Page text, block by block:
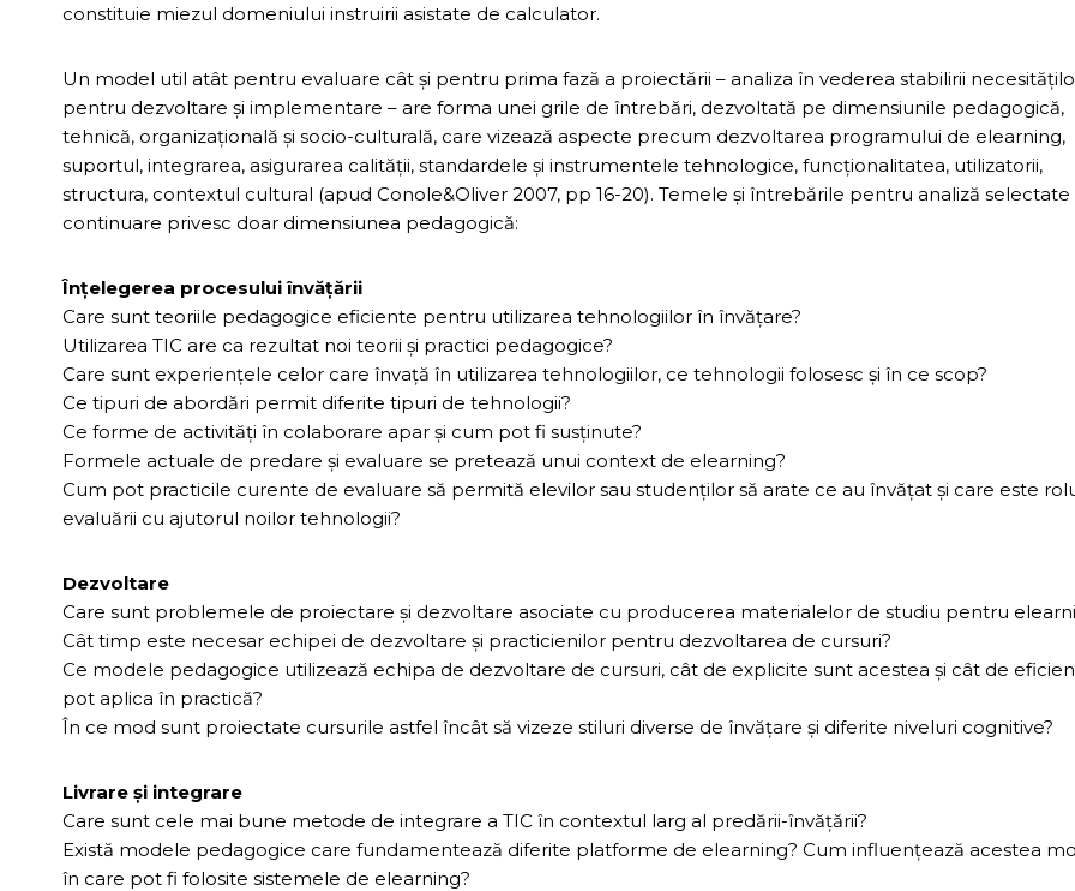
constituie miezul domeniului instruirii asistate de calculator.
Un model util atât pentru evaluare cât şi pentru prima fază a proiectării – analiza în vederea stabilirii
pentru dezvoltare şi implementare – are forma unei grile de întrebări, dezvoltată pe dimensiunile pedagogică,
tehnică, organizaţională şi socio-culturală, care vizează aspecte precum dezvoltarea programului de elearning,
suportul, integrarea, asigurarea calităţii, standardele şi instrumentele tehnologice, funcţionalitatea, utilizatorii,
structura, contextul cultural (apud Conole&Oliver 2007, pp 16-20). Temele şi întrebările pentru analiză selectate
continuare privesc doar dimensiunea pedagogică:
Înţelegerea procesului învăţării
Care sunt teoriile pedagogice eficiente pentru utilizarea tehnologiilor în învăţare?
Utilizarea TIC are ca rezultat noi teorii şi practici pedagogice?
Care sunt experienţele celor care învaţă în utilizarea tehnologiilor, ce tehnologii folosesc şi în ce scop?
Ce tipuri de abordări permit diferite tipuri de tehnologii?
Ce forme de activităţi în colaborare apar şi cum pot fi susţinute?
Formele actuale de predare şi evaluare se pretează unui context de elearning?
Cum pot practicile curente de evaluare să permită elevilor sau studenţilor să arate ce au învăţat şi care este
evaluării cu ajutorul noilor tehnologii?
Dezvoltare
Care sunt problemele de proiectare şi dezvoltare asociate cu producerea materialelor de studiu pentru
Cât timp este necesar echipei de dezvoltare şi practicienilor pentru dezvoltarea de cursuri?
Ce modele pedagogice utilizează echipa de dezvoltare de cursuri, cât de explicite sunt acestea şi cât de
pot aplica în practică?
În ce mod sunt proiectate cursurile astfel încât să vizeze stiluri diverse de învăţare şi diferite niveluri cognitive?
Livrare şi integrare
Care sunt cele mai bune metode de integrare a TIC în contextul larg al predării-învăţării?
Există modele pedagogice care fundamentează diferite platforme de elearning? Cum influenţează acestea
în care pot fi folosite sistemele de elearning?